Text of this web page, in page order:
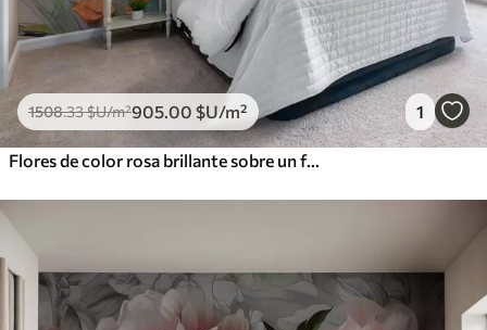
1508.33$U/m²905 .00 $U/m² 1
Flores de color rosa brillante sobre un fondo gris azulado claro